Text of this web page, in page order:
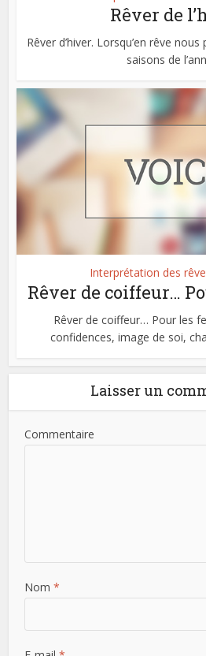
Rêver de
Rêver d’hiver. Lorsqu’en rêve
saisons de
Interprétation des
Rêver de coiffeur…
Rêver de coiffeur… Pour les
confidences, image de soi,
Laisser un
Commentaire
Nom*